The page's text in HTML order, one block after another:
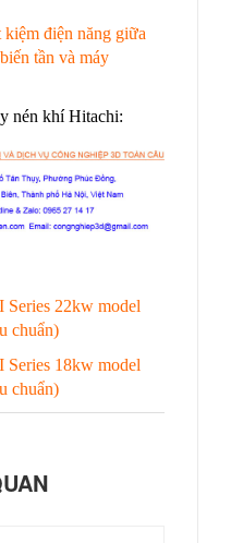
kiệm điện năng giữa
tần và máy
nén khí Hitachi:
22kw model
chuẩn)
18kw model
chuẩn)